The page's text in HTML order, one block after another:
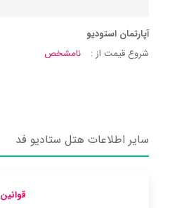
آپارتمان استودیو
شروع قیمت از :
نامشخص
سایر اطلاعات هتل ستادیو فد
قوانین